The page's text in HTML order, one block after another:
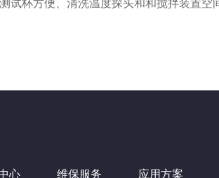
试杯方便、清洗温度探头和和搅拌装置空
心 维保服务 应用方案